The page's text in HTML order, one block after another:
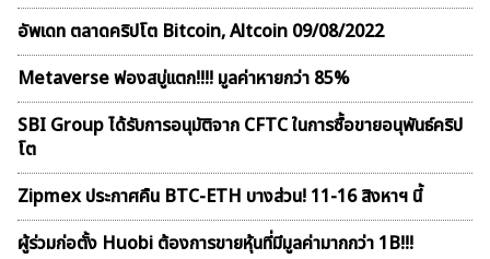
อัพเดท ตลาดคริปโต Bitcoin, Altcoin 09/08/2022
Metaverse ฟองสบู่เเตก!!!! มูลค่าหายกว่า 85%
SBI Group ได้รับการอนุมัติจาก CFTC ในการซื้อขายอนุพันธ์คริป
โต
Zipmex ประกาศคืน BTC-ETH บางส่วน! 11-16 สิงหาฯ นี้
ผู้ร่วมก่อตั้ง Huobi ต้องการขายหุ้นที่มีมูลค่ามากกว่า 1B!!!